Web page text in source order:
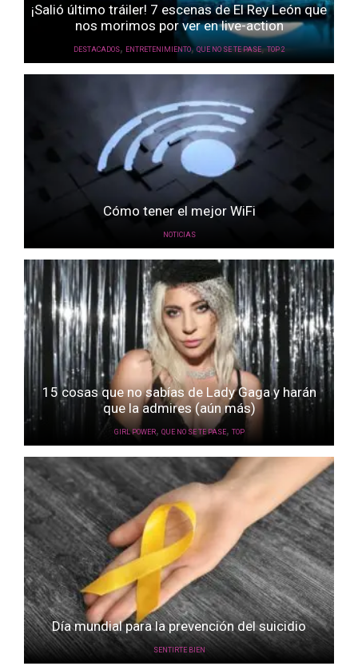
¡Salió último tráiler! 7 escenas de El Rey León que
nos morimos por ver en live-action
DESTACADOS, ENTRETENIMIENTO,QUE NO SE TE PASE,TOP 2
Cómo tener el mejor WiFi
NOTICIAS
15 cosas que no sabías de Lady Gaga y harán
que la admires (aún más)
GIRL POWER, QUE NO SE TE PASE, TOP
Día mundial para la prevención del suicidio
SENTIRTE BIEN